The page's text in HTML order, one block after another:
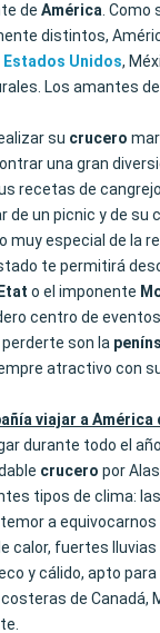
de América .
distintos,
Estados Unidos,
Los amantes
su crucero
una gran
recetas de
de un picnic y de su
muy especial de la
te permitirá
Etat o el imponente
centro de
son la
atractivo con
viajar a América
durante todo el
crucero por
tipos de clima:
a
calor, fuertes
y cálido, apto
de